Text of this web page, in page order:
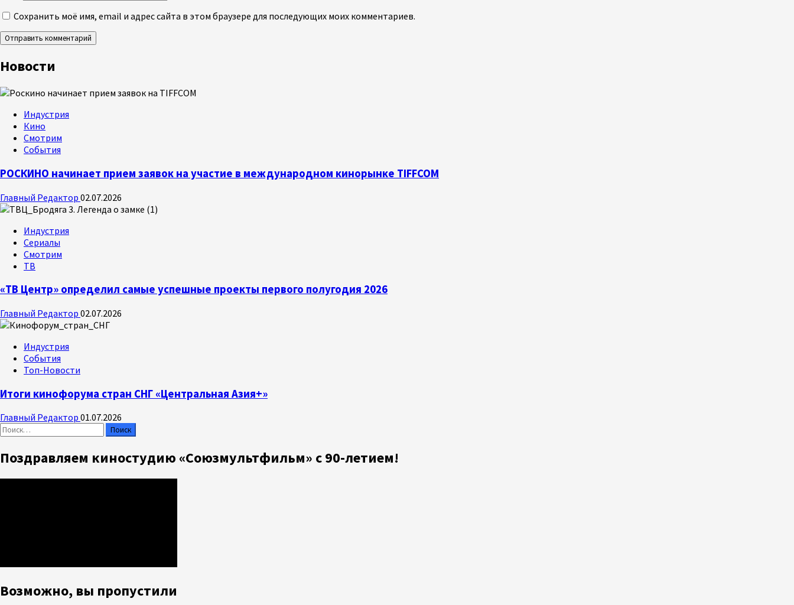
Сохранить моё имя, email и адрес сайта в этом браузере для последующих моих комментариев.
Новости
Индустрия
Кино
Смотрим
События
РОСКИНО начинает прием заявок на участие в международном кинорынке TIFFCOM
Главный Редактор 02.07.2026
Индустрия
Сериалы
Смотрим
ТВ
«ТВ Центр» определил самые успешные проекты первого полугодия 2026
Главный Редактор 02.07.2026
Индустрия
События
Топ-Новости
Итоги кинофорума стран СНГ «Центральная Азия+»
Главный Редактор 01.07.2026
Найти:
Поздравляем киностудию «Союзмультфильм» с 90-летием!
Возможно, вы пропустили